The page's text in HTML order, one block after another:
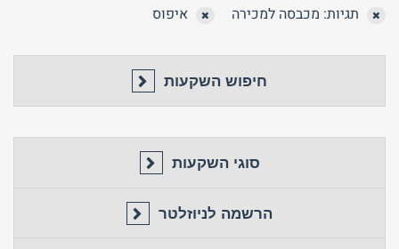
תגיות: מכבסה למכירה איפוס
חיפוש השקעות
סוגי השקעות
הרשמה לניוזלטר